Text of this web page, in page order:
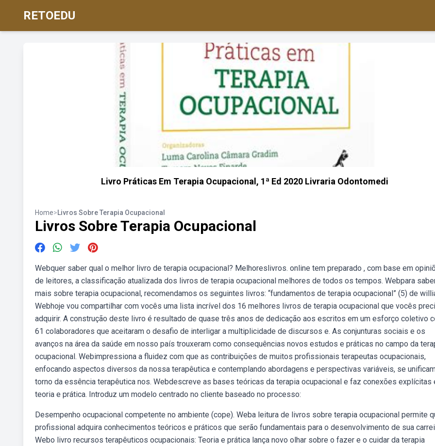
RETOEDU
Livro Práticas Em Terapia Ocupacional, 1ª Ed 2020 Livraria Odontomedi
Home>Livros Sobre Terapia Ocupacional
Livros Sobre Terapia Ocupacional
Webquer saber qual o melhor livro de terapia ocupacional? Melhoreslivros. online tem preparado , com base em
de leitores, a classificação atualizada dos livros de terapia ocupacional melhores de todos os tempos. Webpara
mais sobre terapia ocupacional, recomendamos os seguintes livros: “fundamentos de terapia ocupacional” (5) de
Webhoje vou compartilhar com vocês uma lista incrível dos 16 melhores livros de terapia ocupacional que vocês
adquirir. A construção deste livro é resultado de quase três anos de dedicação aos escritos em um esforço coletivo
61 colaboradores que aceitaram o desafio de interligar a multiplicidade de discursos e. As conjunturas sociais e os
avanços na área da saúde em nosso país trouxeram como consequências novos estudos e práticas no campo da
ocupacional. Webimpressiona a fluidez com que as contribuições de muitos profissionais terapeutas ocupacionais,
enfocando aspectos diversos da nossa terapêutica e contemplando abordagens e perspectivas variáveis, se
torno da essência terapêutica nos. Webdescreve as bases teóricas da terapia ocupacional e faz conexões explícitas
teoria e prática. Introduz um modelo centrado no cliente baseado no processo:
Desempenho ocupacional competente no ambiente (cope). Weba leitura de livros sobre terapia ocupacional permite
profissional adquira conhecimentos teóricos e práticos que serão fundamentais para o desenvolvimento de sua
Webo livro recursos terapêuticos ocupacionais: Teoria e prática lança novo olhar sobre o fazer e o cuidar da terapia